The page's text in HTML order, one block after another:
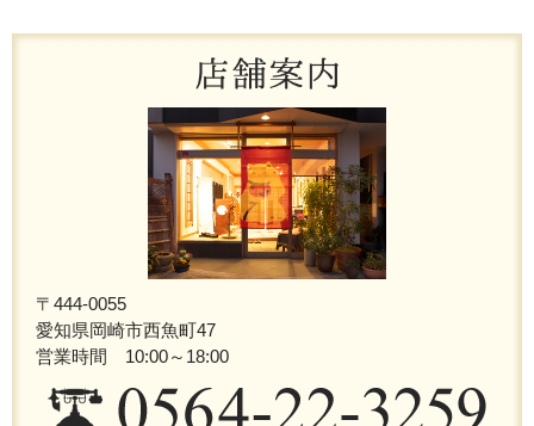
〒444-0055
愛知県岡崎市西魚町47
営業時間 10:00～18:00